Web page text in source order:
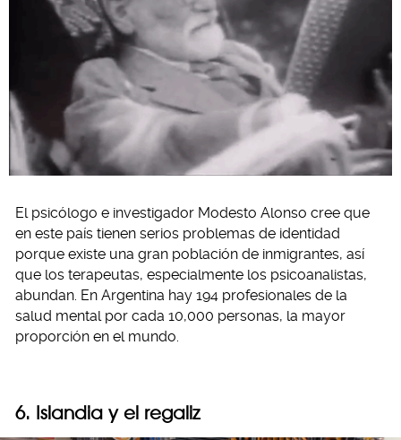
El psicólogo e investigador Modesto Alonso cree que
en este país tienen serios problemas de identidad
porque existe una gran población de inmigrantes, así
que los terapeutas, especialmente los psicoanalistas,
abundan. En Argentina hay 194 profesionales de la
salud mental por cada 10,000 personas, la mayor
proporción en el mundo.
6. Islandia y el regaliz